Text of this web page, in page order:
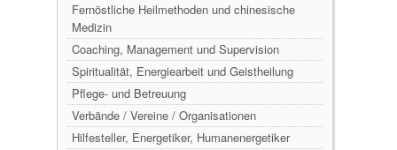
Fernöstliche Heilmethoden und chinesische
Medizin
Coaching, Management und Supervision
Spiritualität, Energiearbeit und Geistheilung
Pflege- und Betreuung
Verbände / Vereine / Organisationen
Hilfesteller, Energetiker, Humanenergetiker